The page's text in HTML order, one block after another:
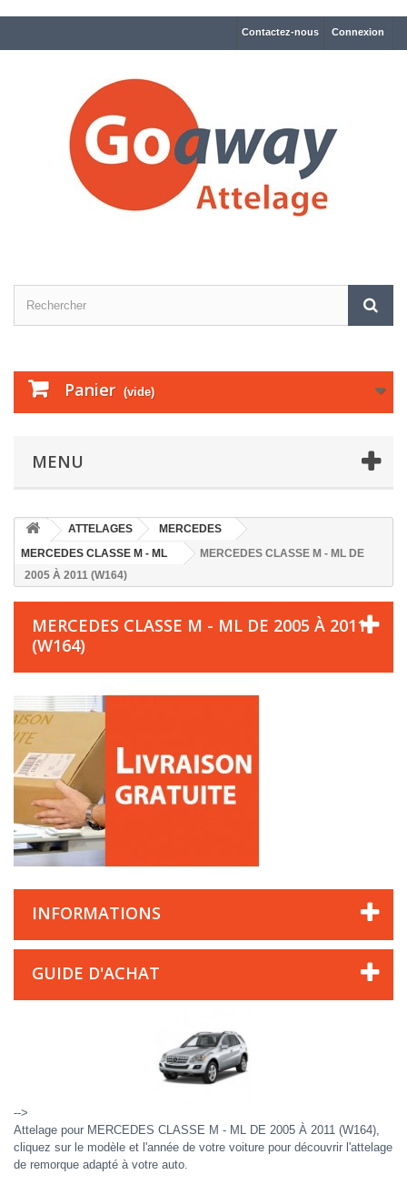
Connexion
Contactez-nous
Panier (vide)
MENU
ATTELAGES
MERCEDES
MERCEDES CLASSE M - ML
MERCEDES CLASSE M - ML DE
2005 À 2011 (W164)
MERCEDES CLASSE M - ML DE 2005 À 2011
(W164)
INFORMATIONS
GUIDE D'ACHAT
-->
Attelage pour MERCEDES CLASSE M - ML DE 2005 À 2011 (W164),
cliquez sur le modèle et l'année de votre voiture pour découvrir l'attelage
de remorque adapté à votre auto.